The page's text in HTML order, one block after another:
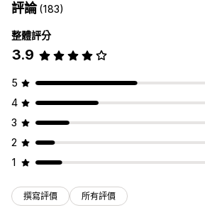
評論(183)
整體評分
3.9
5
4
3
2
1
撰寫評價 所有評價